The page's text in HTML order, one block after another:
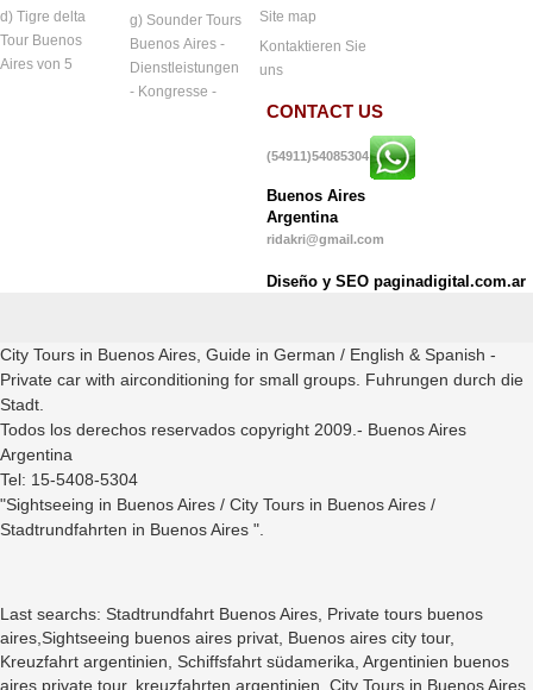
d) Tigre delta
Tour Buenos
Aires von 5
g) Sounder Tours
Buenos Aires -
Dienstleistungen
- Kongresse -
Site map
Kontaktieren Sie
uns
CONTACT US
(54911)54085304
Buenos Aires
Argentina
ridakri@gmail.com
Diseño y SEO paginadigital.com.ar
City Tours in Buenos Aires, Guide in German / English & Spanish -
Private car with airconditioning for small groups. Fuhrungen durch die
Stadt.
Todos los derechos reservados copyright 2009.- Buenos Aires
Argentina
Tel: 15-5408-5304
"Sightseeing in Buenos Aires / City Tours in Buenos Aires /
Stadtrundfahrten in Buenos Aires ".
Last searchs: Stadtrundfahrt Buenos Aires, Private tours buenos
aires,Sightseeing buenos aires privat, Buenos aires city tour,
Kreuzfahrt argentinien, Schiffsfahrt südamerika, Argentinien buenos
aires private tour, kreuzfahrten argentinien, City Tours in Buenos Aires,